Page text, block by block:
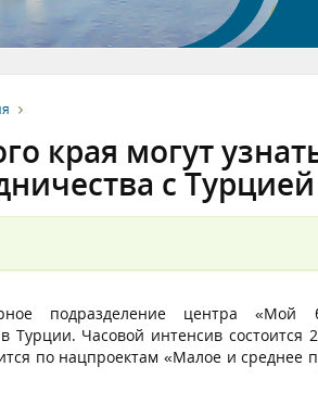
края могут
с Турцией
подразделение центра «Мой
Часовой интенсив состоится
по нацпроектам «Малое и среднее